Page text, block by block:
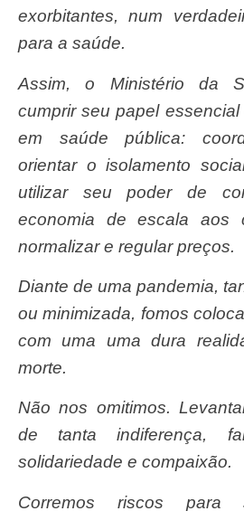
exorbitantes, num
para a saúde.
Assim, o Ministério da Saúde deixou de
cumprir seu papel
em saúde pública:
orientar o isolamento
utilizar seu poder de
economia de escala aos
normalizar e regular preços.
Diante de uma pandemia, tantas vezes negada
ou minimizada, fomos
com uma uma dura
morte.
Não nos omitimos. Levantamos a voz diante
de tanta indiferença,
solidariedade e compaixão.
Corremos riscos para salvar vidas e